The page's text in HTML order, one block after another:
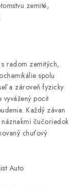
zemité,
radom zemitých,
spolu
a zároveň fyzicky
vyvážený pocit
Každý závan
čučoriedok
chuťový
Auto